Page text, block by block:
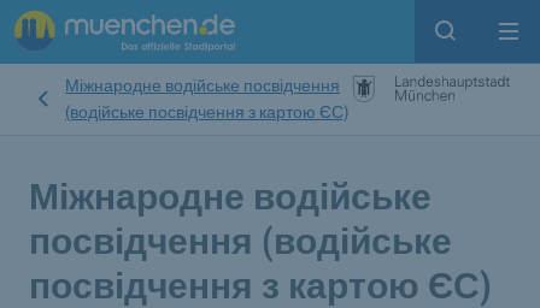
Open
Міжнародне водійське посвідчення
(водійське посвідчення з картою ЄС)
Міжнародне водійське
посвідчення (водійське
посвідчення з картою ЄС)